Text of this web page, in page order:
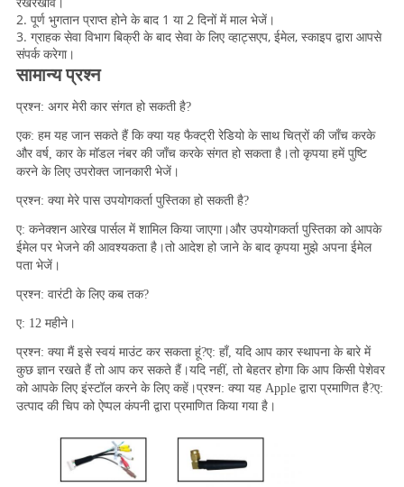
2. पूर्ण भुगतान प्राप्त होने के बाद 1 या 2 दिनों में माल भेजें।
3. ग्राहक सेवा विभाग बिक्री के बाद सेवा के लिए व्हाट्सएप, ईमेल, स्काइप द्वारा आपसे
संपर्क करेगा।
सामान्य प्रश्न
प्रश्न: अगर मेरी कार संगत हो सकती है?
एक: हम यह जान सकते हैं कि क्या यह फैक्ट्री रेडियो के साथ चित्रों की जाँच करके
और वर्ष, कार के मॉडल नंबर की जाँच करके संगत हो सकता है।तो कृपया हमें पुष्टि
करने के लिए उपरोक्त जानकारी भेजें।
प्रश्न: क्या मेरे पास उपयोगकर्ता पुस्तिका हो सकती है?
ए: कनेक्शन आरेख पार्सल में शामिल किया जाएगा।और उपयोगकर्ता पुस्तिका को आपके
ईमेल पर भेजने की आवश्यकता है।तो आदेश हो जाने के बाद कृपया मुझे अपना ईमेल
पता भेजें।
प्रश्न: वारंटी के लिए कब तक?
ए: 12 महीने।
प्रश्न: क्या मैं इसे स्वयं माउंट कर सकता हूं?ए: हाँ, यदि आप कार स्थापना के बारे में
कुछ ज्ञान रखते हैं तो आप कर सकते हैं।यदि नहीं, तो बेहतर होगा कि आप किसी पेशेवर
को आपके लिए इंस्टॉल करने के लिए कहें।प्रश्न: क्या यह Apple द्वारा प्रमाणित है?ए:
उत्पाद की चिप को ऐप्पल कंपनी द्वारा प्रमाणित किया गया है।